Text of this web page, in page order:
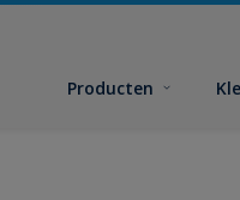
Producten